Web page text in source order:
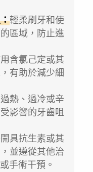
輕柔刷牙和使
區域，防止進
含氯己定或其
有助於減少細
熱、過冷或辛
影響的牙齒咀
具抗生素或其
並遵從其他治
手術干預。